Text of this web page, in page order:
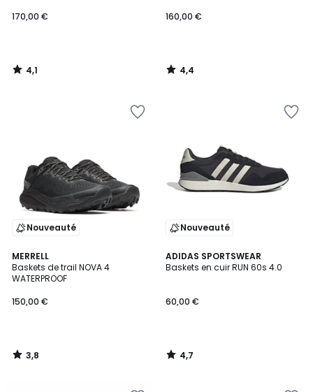
170,00 €
4,1
/
160,00 €
4,4
/
Nouveauté
MERRELL
Baskets de trail NOVA 4
WATERPROOF
150,00 €
3,8
/ 5
3,8
/
Nouveauté
ADIDAS SPORTSWEAR
Baskets en cuir RUN 60s 4.0
60,00 €
4,7
/ 5
4,7
/